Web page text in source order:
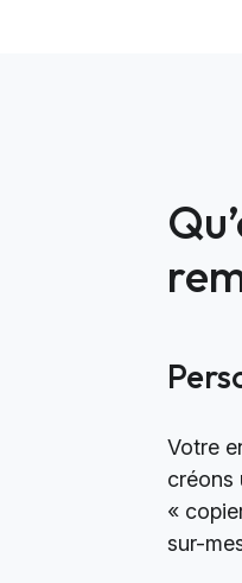
Votre
créons
«
sur-